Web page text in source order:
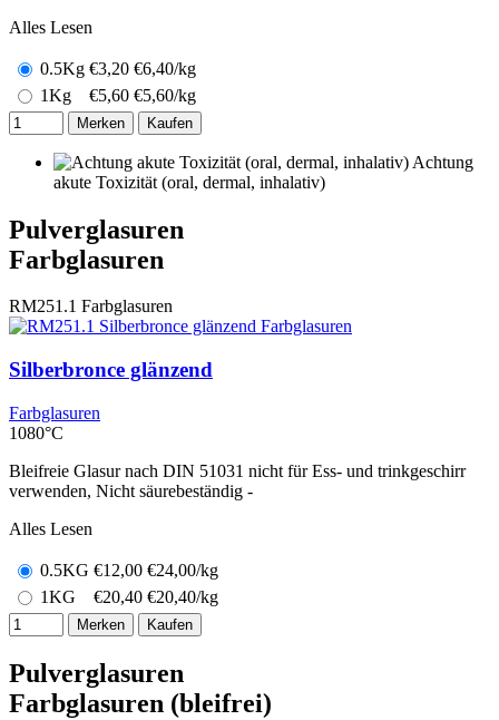
Alles Lesen
0.5Kg €3,20 €6,40/kg
1Kg
€5,60 €5,60/kg
Merken Kaufen
Achtung
akute Toxizität (oral, dermal, inhalativ)
Pulverglasuren
Farbglasuren
RM251.1 Farbglasuren
Silberbronce glänzend
Farbglasuren
1080°C
Bleifreie Glasur nach DIN 51031 nicht für Ess- und trinkgeschirr
verwenden, Nicht säurebeständig -
Alles Lesen
0.5KG €12,00 €24,00/kg
1KG
€20,40 €20,40/kg
Merken Kaufen
Pulverglasuren
Farbglasuren (bleifrei)